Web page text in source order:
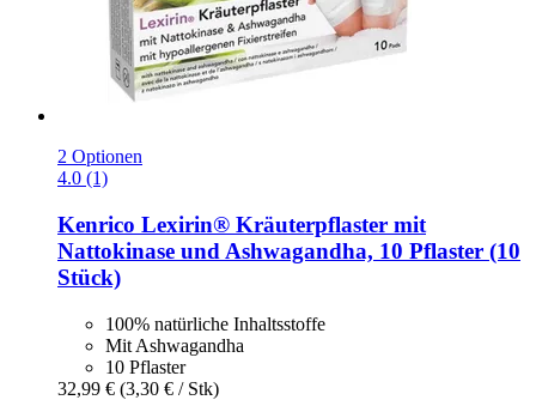
2 Optionen
4.0 (1)
Kenrico Lexirin® Kräuterpflaster mit
Nattokinase und Ashwagandha, 10 Pflaster (10
Stück)
100% natürliche Inhaltsstoffe
Mit Ashwagandha
10 Pflaster
32,99 € (3,30 € / Stk)